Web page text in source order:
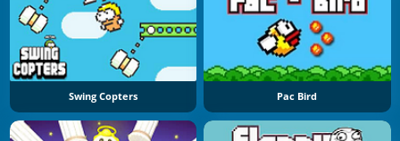
Swing Copters Pac Bird